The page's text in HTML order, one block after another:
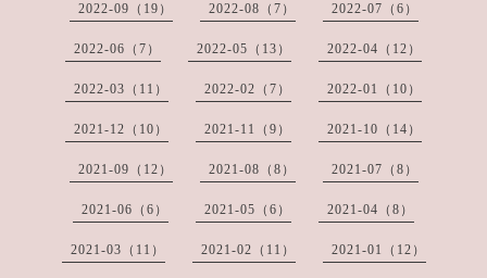
2022-09（19） 2022-08（7） 2022-07（6）
2022-06（7） 2022-05（13） 2022-04（12）
2022-03（11） 2022-02（7） 2022-01（10）
2021-12（10） 2021-11（9） 2021-10（14）
2021-09（12） 2021-08（8） 2021-07（8）
2021-06（6） 2021-05（6） 2021-04（8）
2021-03（11） 2021-02（11） 2021-01（12）